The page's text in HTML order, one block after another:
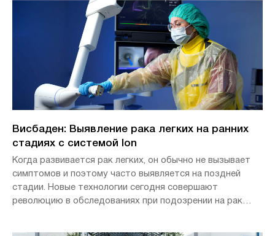
узкоспециализированной области лечения опухолевых
заболеваний центральной нервной системы.
Висбаден: Выявление рака легких на ранних
стадиях с системой Ion
Когда развивается рак легких, он обычно не вызывает
симптомов и поэтому часто выявляется на поздней
стадии. Новые технологии сегодня совершают
революцию в обследованиях при подозрении на рак